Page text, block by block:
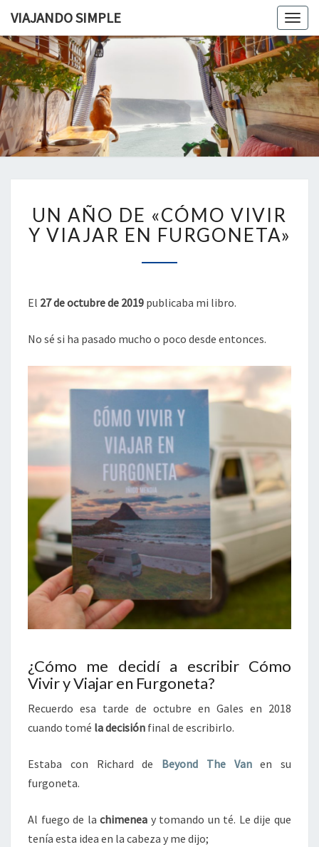
VIAJANDO SIMPLE
SIMPLE
Viviendo
En Un
Camión
Por
Europa
AÑO
DE
«CÓMO
VIVIR
EN
UN AÑO DE «CÓMO VIVIR
Y VIAJAR EN FURGONETA»
El 27 de octubre de 2019 publicaba mi libro.
No sé si ha pasado mucho o poco desde entonces.
¿Cómo me decidí a escribir Cómo
Vivir y Viajar en Furgoneta?
Recuerdo esa tarde de octubre en Gales en 2018
cuando tomé la decisión final de escribirlo.
Estaba con Richard de Beyond The Vanen su
furgoneta.
Al fuego de lachimenea y tomando un té. Le dije que
tenía esta idea en la cabeza y me dijo;